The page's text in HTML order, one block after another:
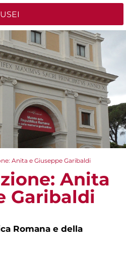
Anita e Giuseppe Garibaldi
Anita
Garibaldi
Romana e della